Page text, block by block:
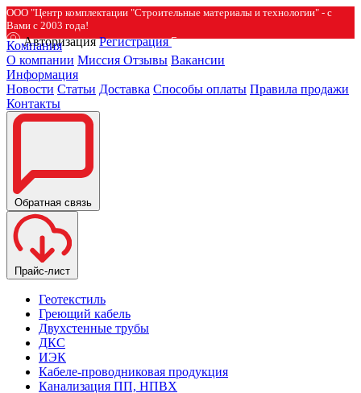
ООО "Центр комплектации "Строительные материалы и технологии" - с
Вами с 2003 года!
Авторизация Регистрация
Компания
О компании Миссия Отзывы Вакансии
Информация
Новости Статьи Доставка Способы оплаты Правила продажи
Контакты
Обратная связь
Прайс-лист
Геотекстиль
Греющий кабель
Двухстенные трубы
ДКС
ИЭК
Кабеле-проводниковая продукция
Канализация ПП, НПВХ